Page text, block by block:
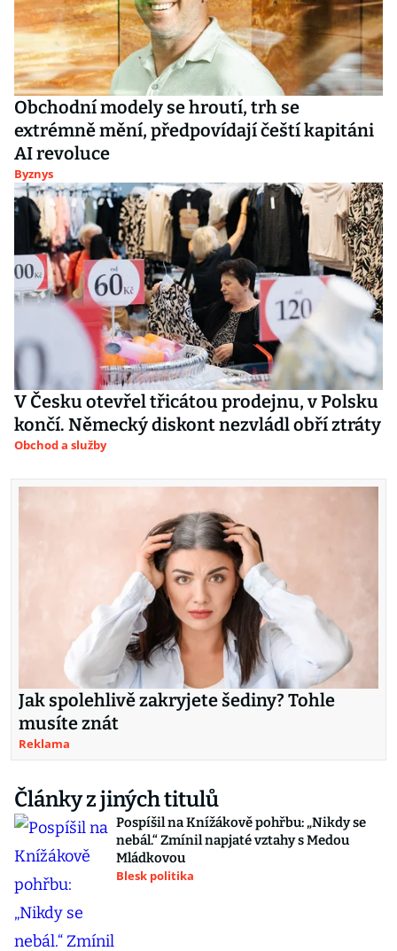
Obchodní modely se hroutí, trh se
extrémně mění, předpovídají čeští kapitáni
AI revoluce
Byznys
V Česku otevřel třicátou prodejnu, v Polsku
končí. Německý diskont nezvládl obří ztráty
Obchod a služby
Jak spolehlivě zakryjete šediny? Tohle
musíte znát
Reklama
Články z jiných titulů
Pospíšil na Knížákově pohřbu: „Nikdy se
nebál.“ Zmínil napjaté vztahy s Medou
Mládkovou
Blesk politika